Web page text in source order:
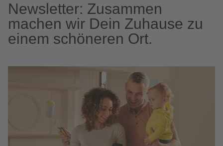
Newsletter: Zusammen
machen wir Dein Zuhause zu
einem schöneren Ort.